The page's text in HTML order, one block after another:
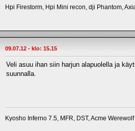
Hpi Firestorm, Hpi Mini recon, dji Phantom,
09.07.12 - klo: 15.15
Veli asuu ihan siin harjun alapuolella ja
suunnalla.
Kyosho Inferno 7.5, MFR, DST, Acme Werewolf